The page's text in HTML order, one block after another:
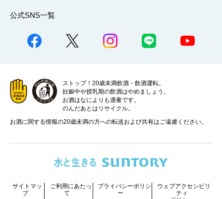
公式SNS一覧
ストップ！20歳未満飲酒・飲酒運転。
妊娠中や授乳期の飲酒はやめましょう。
お酒はなによりも適量です。
のんだあとはリサイクル。
お酒に関する情報の20歳未満の方への転送および共有はご遠慮ください。
サイトマッ
プ
ご利用にあたっ
て
プライバシーポリシ
ー
ウェブアクセシビリ
ティ